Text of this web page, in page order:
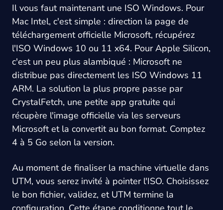
Il vous faut maintenant une ISO Windows. Pour
Mac Intel, c'est simple : direction la page de
téléchargement officielle Microsoft, récupérez
l'ISO Windows 10 ou 11 x64. Pour Apple Silicon,
c'est un peu plus alambiqué : Microsoft ne
distribue pas directement les ISO Windows 11
ARM. La solution la plus propre passe par
CrystalFetch, une petite app gratuite qui
récupère l'image officielle via les serveurs
Microsoft et la convertit au bon format. Comptez
4 à 5 Go selon la version.
Au moment de finaliser la machine virtuelle dans
UTM, vous serez invité à pointer l'ISO. Choisissez
le bon fichier, validez, et UTM termine la